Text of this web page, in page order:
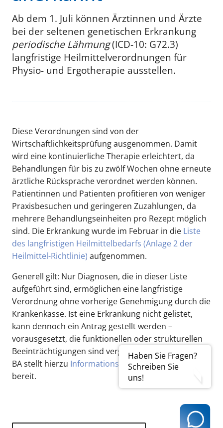
Haben Sie Fragen?
Schreiben Sie
uns!
Ab dem 1. Juli können Ärztinnen und Ärzte
bei der seltenen genetischen Erkrankung
periodische Lähmung(ICD-10: G72.3)
langfristige Heilmittelverordnungen für
Physio- und Ergotherapie ausstellen.
Diese Verordnungen sind von der
Wirtschaftlichkeitsprüfung ausgenommen. Damit
wird eine kontinuierliche Therapie erleichtert, da
Behandlungen für bis zu zwölf Wochen ohne erneute
ärztliche Rücksprache verordnet werden können.
Patientinnen und Patienten profitieren von weniger
Praxisbesuchen und geringeren Zuzahlungen, da
mehrere Behandlungseinheiten pro Rezept möglich
sind. Die Erkrankung wurde im Februar in die Liste
des langfristigen Heilmittelbedarfs (Anlage 2 der
Heilmittel-Richtlinie) aufgenommen.
Generell gilt: Nur Diagnosen, die in dieser Liste
aufgeführt sind, ermöglichen eine langfristige
Verordnung ohne vorherige Genehmigung durch die
Krankenkasse. Ist eine Erkrankung nicht gelistet,
kann dennoch ein Antrag gestellt werden –
vorausgesetzt, die funktionellen oder strukturellen
Beeinträchtigungen sind vergleichbar schwer. Der G-
BA stellt hierzu Informationsmaterial für Versicherte
bereit.